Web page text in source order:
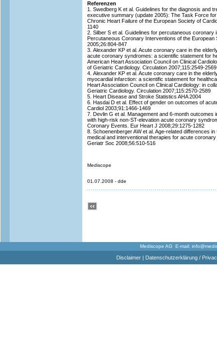
Referenzen
1. Swedberg K et al. Guidelines for the diagnosis and
executive summary (update 2005): The Task Force
Chronic Heart Failure of the European Society of
1140
2. Silber S et al. Guidelines for percutaneous
Percutaneous Coronary Interventions of the European
2005;26:804-847
3. Alexander KP et al. Acute coronary care in the
acute coronary syndromes: a scientific statement for
American Heart Association Council on Clinical
of Geriatric Cardiology. Circulation 2007;115:2549-2569
4. Alexander KP et al. Acute coronary care in the
myocardial infarction: a scientific statement for
Heart Association Council on Clinical Cardiology: in
Geriatric Cardiology. Circulation 2007;115:2570-2589
5. Heart Disease and Stroke Statistics AHA 2004
6. Hasdai D et al. Effect of gender on outcomes of
Cardiol 2003;91:1466-1469
7. Devlin G et al. Management and 6-month outcomes
with high-risk non-ST-elevation acute coronary
Coronary Events. Eur Heart J 2008;29:1275-1282
8. Schoenenberger AW et al. Age-related differences
medical and interventional therapies for acute
Geriatr Soc 2008;56:510-516
Mediscope
01.07.2008 - dde
Mediscope AG E-mail:
Disclaimer| Datenschutzerklärung /